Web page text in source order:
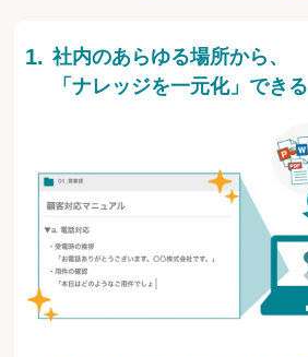
社内のあらゆる場所から、
「ナレッジを一元化」できる